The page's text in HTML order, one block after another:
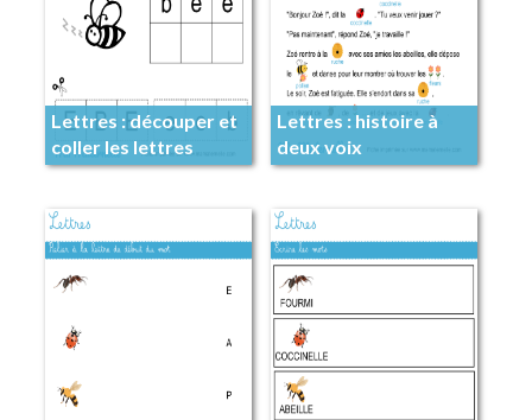
Lettres : découper et
coller les lettres
Lettres : histoire à
deux voix